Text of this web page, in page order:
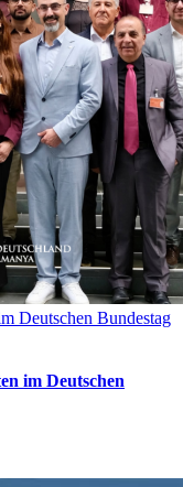
Deutschen Bundestag
im Deutschen